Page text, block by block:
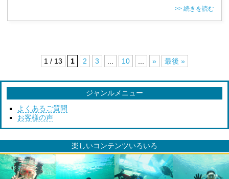
>> 続きを読む
1 / 13 1 2 3 ... 10 ... » 最後 »
ジャンルメニュー
よくあるご質問
お客様の声
楽しいコンテンツいろいろ